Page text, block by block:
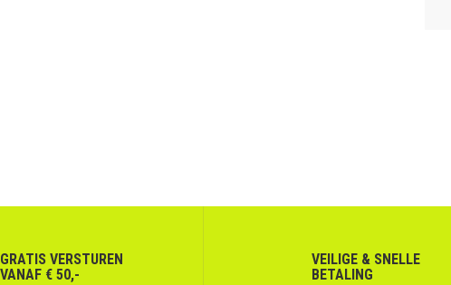
GRATIS VERSTUREN
VANAF € 50,-
VEILIGE & SNELLE
BETALING